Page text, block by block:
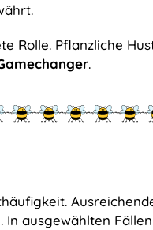
Rolle. Pflanzliche
.
ausgewählten